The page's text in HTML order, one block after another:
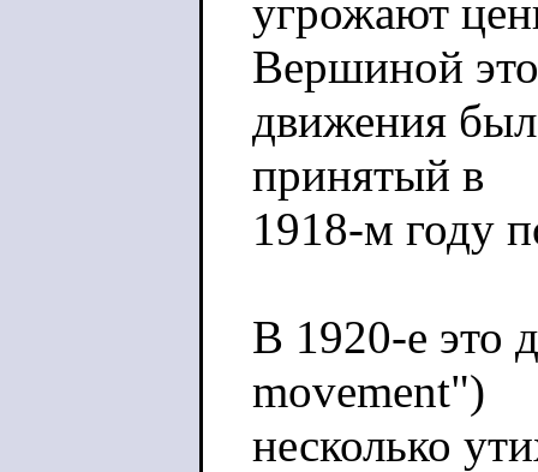
угрожают
Вершиной
движения был
принятый в
1918-м году
В 1920-е это
movement")
несколько